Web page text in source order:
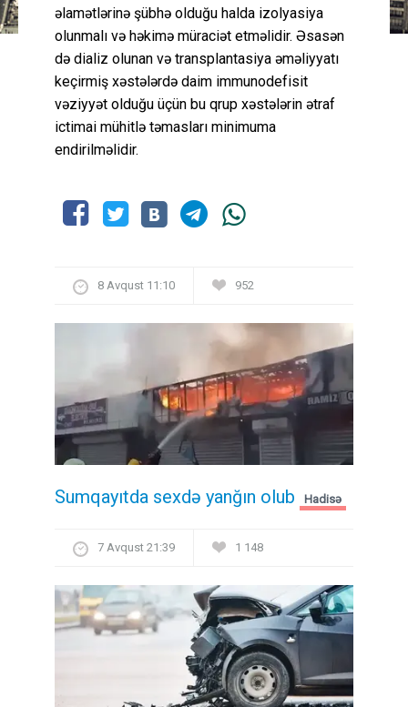
əlamətlərinə şübhə olduğu halda izolyasiya
olunmalı və həkimə müraciət etməlidir. Əsasən
də dializ olunan və transplantasiya əməliyyatı
keçirmiş xəstələrdə daim immunodefisit
vəziyyət olduğu üçün bu qrup xəstələrin ətraf
ictimai mühitlə təmasları minimuma
endirilməlidir.
8 Avqust 11:10 952
Sumqayıtda sexdə yanğın olub Hadisə
7 Avqust 21:39 1 148